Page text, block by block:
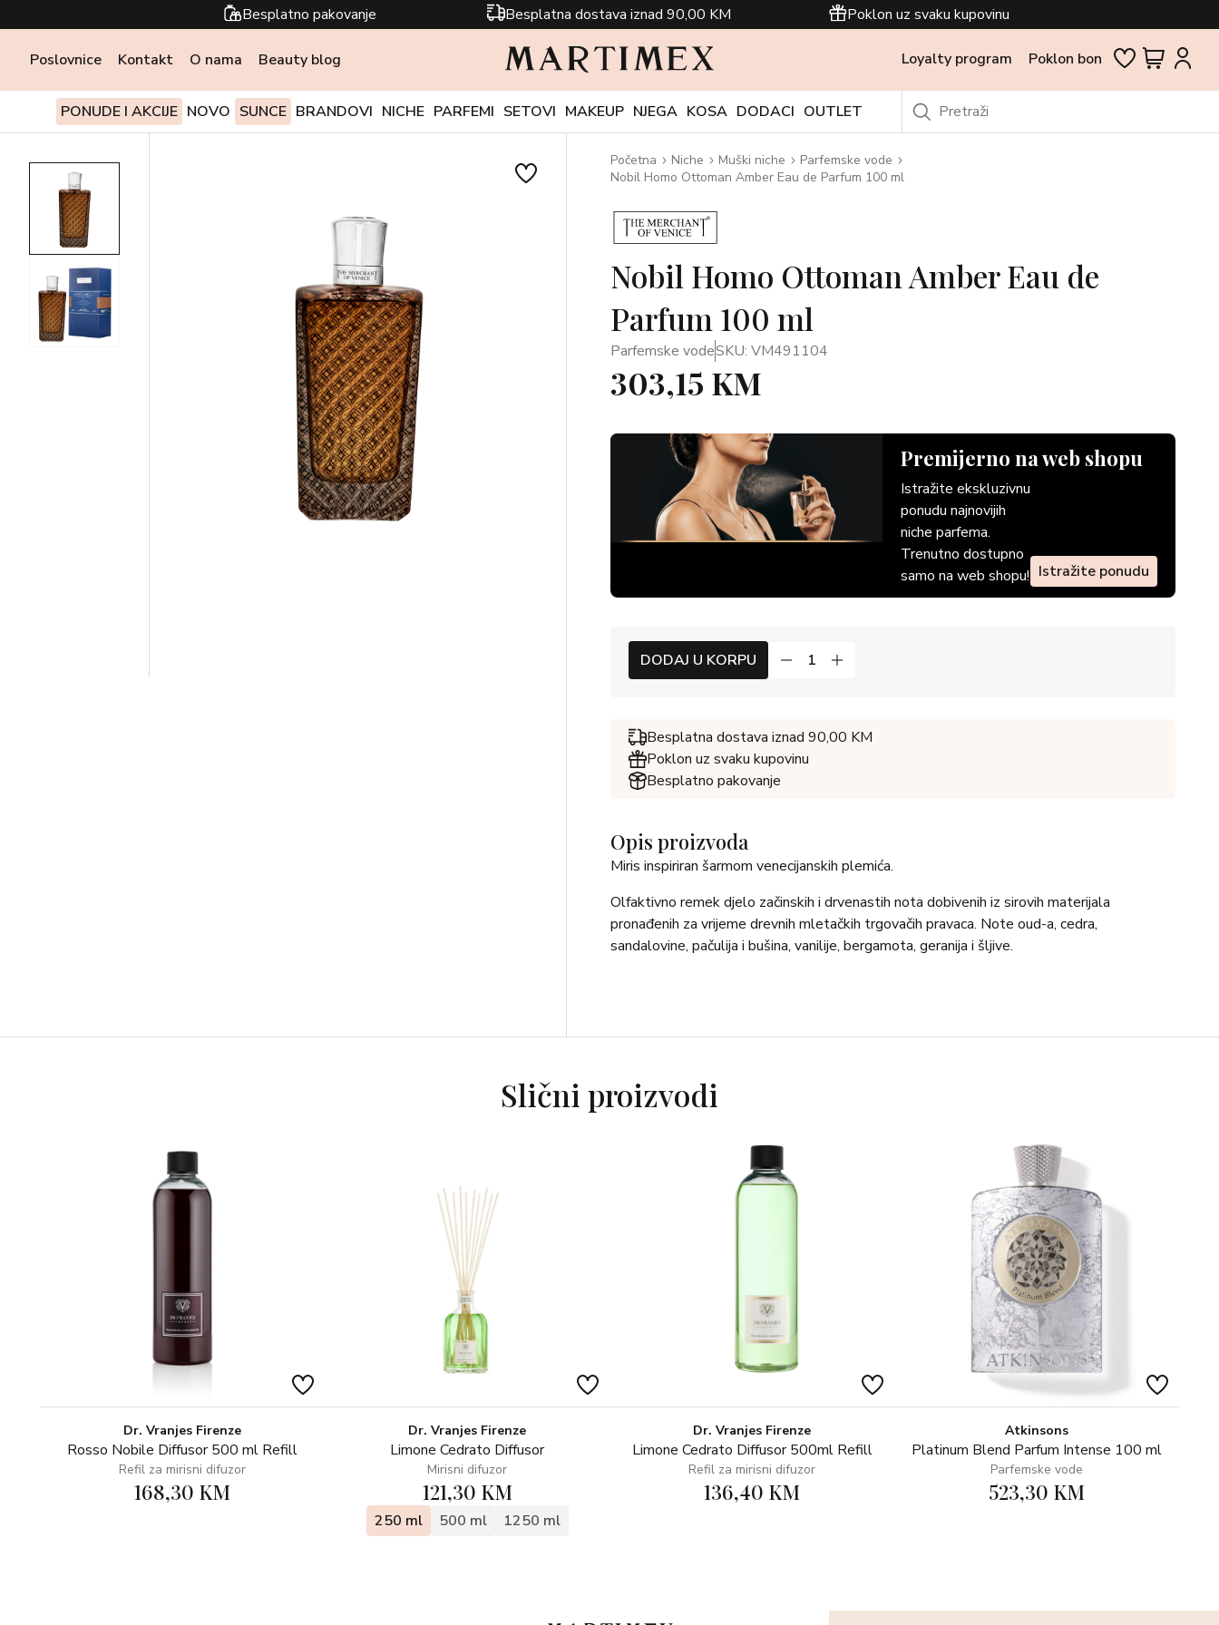
Besplatno pakovanje Besplatna dostava iznad 90,00 KM Poklon uz svaku kupovinu
Poslovnice Kontakt O nama Beauty blog Loyalty program Poklon bon
PONUDE I AKCIJE NOVO SUNCE BRANDOVI NICHE PARFEMI SETOVI MAKEUP NJEGA KOSA DODACI OUTLET
Početna Niche Muški niche
Parfemske vode
Nobil Homo Ottoman Amber Eau de Parfum 100 ml
Nobil Homo Ottoman Amber Eau de
Parfum 100 ml
Parfemske vodeSKU: VM491104
303,15 KM
Premijerno na web shopu
Istražite ekskluzivnu
ponudu najnovijih
niche parfema.
Trenutno dostupno
samo na web shopu! Istražite ponudu
DODAJ U KORPU
Besplatna dostava iznad 90,00 KM
Poklon uz svaku kupovinu
Besplatno pakovanje
Opis proizvoda
Miris inspiriran šarmom venecijanskih plemića.
Olfaktivno remek djelo začinskih i drvenastih nota dobivenih iz sirovih materijala
pronađenih za vrijeme drevnih mletačkih trgovačih pravaca. Note oud-a, cedra,
sandalovine, pačulija i bušina, vanilije, bergamota, geranija i šljive.
Slični proizvodi
Dr. Vranjes Firenze
Rosso Nobile Diffusor 500 ml Refill
Refil za mirisni difuzor
168,30 KM
Dr. Vranjes Firenze
Limone Cedrato Diffusor
Mirisni difuzor
121,30 KM
250 ml 500 ml 1250 ml
Dr. Vranjes Firenze
Limone Cedrato Diffusor 500ml Refill
Refil za mirisni difuzor
136,40 KM
Atkinsons
Platinum Blend Parfum Intense 100 ml
Parfemske vode
523,30 KM